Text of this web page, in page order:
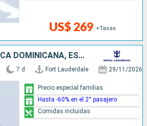
US$ 269 +Tasas
BAHAMAS, REPÚBLICA DOMINICANA, ESTADOS UNIDOS
7 d Fort Lauderdale 29/11/2026
Precio especial familias
Hasta -60% en el 2° pasajero
Comidas incluidas